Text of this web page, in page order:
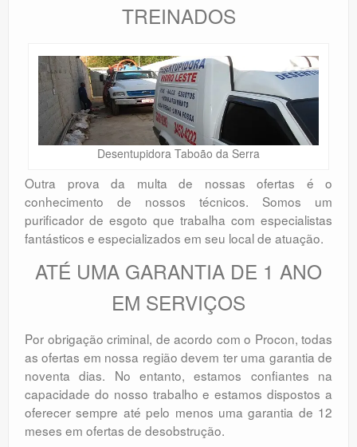
TREINADOS
Desentupidora Taboão da Serra
Outra prova da multa de nossas ofertas é o
conhecimento de nossos técnicos. Somos um
purificador de esgoto que trabalha com especialistas
fantásticos e especializados em seu local de atuação.
ATÉ UMA GARANTIA DE 1 ANO
EM SERVIÇOS
Por obrigação criminal, de acordo com o Procon, todas
as ofertas em nossa região devem ter uma garantia de
noventa dias. No entanto, estamos confiantes na
capacidade do nosso trabalho e estamos dispostos a
oferecer sempre até pelo menos uma garantia de 12
meses em ofertas de desobstrução.